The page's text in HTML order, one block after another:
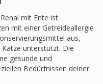
mit Ente ist
mit einer Getreideallergie
aus,
unterstützt. Die
gesunde und
Bedürfnissen deiner